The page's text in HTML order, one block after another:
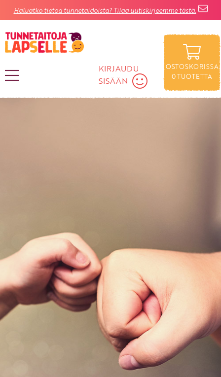
Haluatko tietoa tunnetaidoista? Tilaa uutiskirjeemme tästä.
KIRJAUDU
SISÄÄN
OSTOSKORISSA
0TUOTETTA
KIRJAUDU SISÄÄN
Etkö ole vielä asiakkaamme?
Luo asiakastili tästä!